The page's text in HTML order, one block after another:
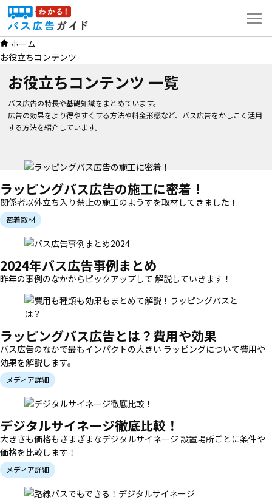
ン
ツ
ホーム
お役立ちコンテンツ
お役立ちコンテンツ 一覧
バス広告の特長や基礎知識をまとめています。
広告の効果をより得やすくする方法や料金形態など、バス広告をかしこく活用
する方法を紹介しています。
ラッピングバス広告の施工に密着！
関係者以外立ち入り禁止の施工のようすを取材してきました！
密着取材
2024年バス広告事例まとめ
昨年の事例のなかからピックアップして 解説していきます！
ラッピングバス広告とは？費用や効果
バス広告のなかで最もインパクトの大きい ラッピングについて費用や
効果を解説します。
メディア詳細
デジタルサイネージ徹底比較！
大きさも価格もさまざまなデジタルサイネージ 設置場所ごとに条件や
価格を比較します！
メディア詳細